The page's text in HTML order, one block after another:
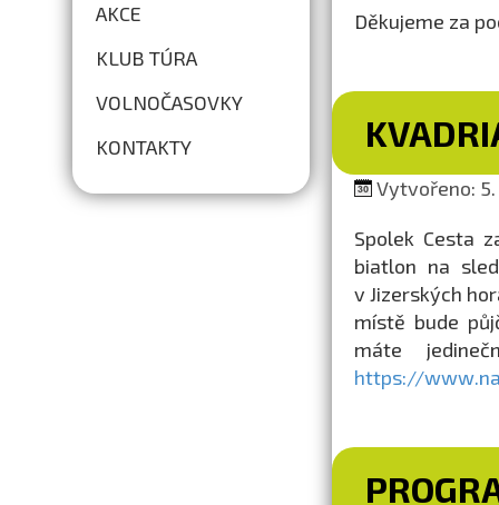
AKCE
KLUB TÚRA
VOLNOČASOVKY
KONTAKTY
Děkujeme za
Vytvořeno: 5.
Spolek Cesta
biatlon na
v Jizerských
místě bude
máte
https://